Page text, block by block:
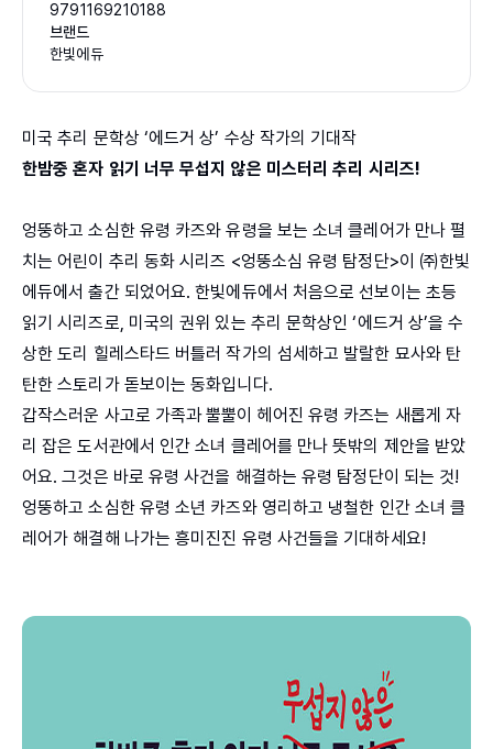
9791169210188
브랜드
한빛에듀
미국 추리 문학상 ‘에드거 상’ 수상 작가의 기대작
한밤중 혼자 읽기 너무 무섭지 않은 미스터리 추리 시리즈!
엉뚱하고 소심한 유령 카즈와 유령을 보는 소녀 클레어가 만나 펼
치는 어린이 추리 동화 시리즈 <엉뚱소심 유령 탐정단>이 ㈜한빛
에듀에서 출간 되었어요. 한빛에듀에서 처음으로 선보이는 초등
읽기 시리즈로, 미국의 권위 있는 추리 문학상인 ‘에드거 상’을 수
상한 도리 힐레스타드 버틀러 작가의 섬세하고 발랄한 묘사와 탄
탄한 스토리가 돋보이는 동화입니다.
갑작스러운 사고로 가족과 뿔뿔이 헤어진 유령 카즈는 새롭게 자
리 잡은 도서관에서 인간 소녀 클레어를 만나 뜻밖의 제안을 받았
어요. 그것은 바로 유령 사건을 해결하는 유령 탐정단이 되는 것!
엉뚱하고 소심한 유령 소년 카즈와 영리하고 냉철한 인간 소녀 클
레어가 해결해 나가는 흥미진진 유령 사건들을 기대하세요!